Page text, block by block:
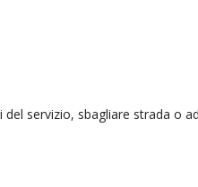
servizio, sbagliare strada o